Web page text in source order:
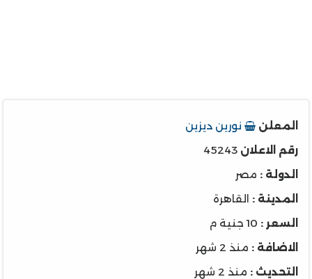
المعلن
نورين ديزين
رقم الاعلان 45243
الدولة : مصر
المدينة : القاهرة
السعر : 10 جنية م
الاضافة : منذ 2 شهر
التحديث : منذ 2 شهر